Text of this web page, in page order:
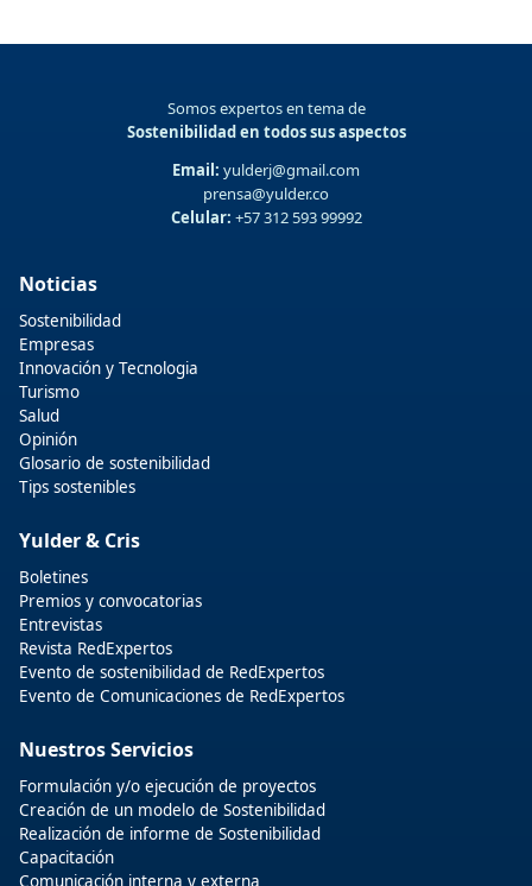
Somos expertos en tema de
Sostenibilidad en todos sus aspectos
Email: yulderj@gmail.com
prensa@yulder.co
Celular: +57 312 593 99992
Noticias
Sostenibilidad
Empresas
Innovación y Tecnologia
Turismo
Salud
Opinión
Glosario de sostenibilidad
Tips sostenibles
Yulder & Cris
Boletines
Premios y convocatorias
Entrevistas
Revista RedExpertos
Evento de sostenibilidad de RedExpertos
Evento de Comunicaciones de RedExpertos
Nuestros Servicios
Formulación y/o ejecución de proyectos
Creación de un modelo de Sostenibilidad
Realización de informe de Sostenibilidad
Capacitación